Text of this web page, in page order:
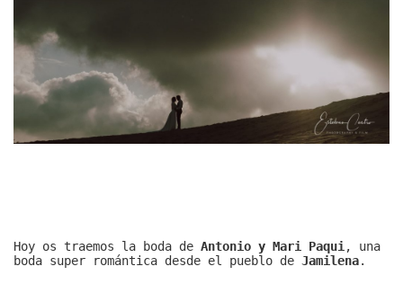
Hoy os traemos la boda de Antonio y Mari Paqui, una
boda super romántica desde el pueblo de Jamilena.